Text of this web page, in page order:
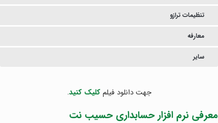
تنظیمات ترازو
معارفه
سایر
جهت دانلود فیلمکلیک کنید.
معرفی نرم افزار حسابداری حسیب نت